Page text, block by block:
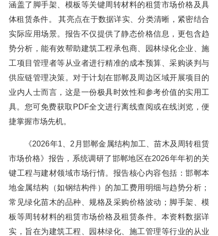
涵盖了脚手架、模板等关键周转材料的租赁市场价格及具
体租赁条件。 其亮点在于数据详实、分类清晰，紧密结合
实际应用场景。报告不仅提供了静态价格信息，更包含趋
势分析，能有效帮助建筑工程承包商、园林绿化企业、施
工项目管理者等从业者进行精准的成本预算、采购谈判与
供应链管理决策。对于计划在邯郸及周边区域开展项目的
业内人士而言，这是一份极具时效性和参考价值的实用工
具。您可免费获取PDF全文进行离线查阅或在线浏览，便
捷掌握市场先机。
《2026年1、2月邯郸金属结构加工、苗木及周转租赁
市场价格》报告，系统调研了邯郸地区在2026年年初的关
键工程与建材领域市场行情。报告核心内容包括：邯郸本
地金属结构（如钢结构件）的加工费用明细与趋势分析；
常见绿化苗木的品种、规格及采购价格波动；脚手架、模
板等周转材料的租赁市场价格及租赁条件。本资料数据详
实，旨在为建筑工程、园林绿化、施工管理等行业的从业